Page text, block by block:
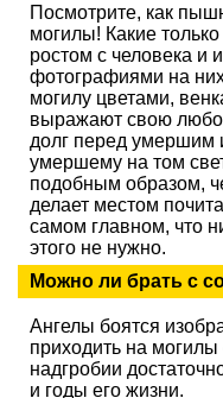
Посмотрите, как
могилы! Какие
ростом с человека и
фотографиями на
могилу цветами,
выражают свою
долг перед умершим
умершему на том
подобным образом,
делает местом
самом главном, что
этого не нужно.
Можно ли брать с
Ангелы боятся
приходить на
надгробии
и годы его жизни.